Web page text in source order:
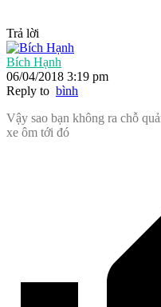
Trả lời
Bích Hạnh
06/04/2018 3:19 pm
Reply to bình
Vậy sao bạn không ra chỗ
xe ôm tới đó